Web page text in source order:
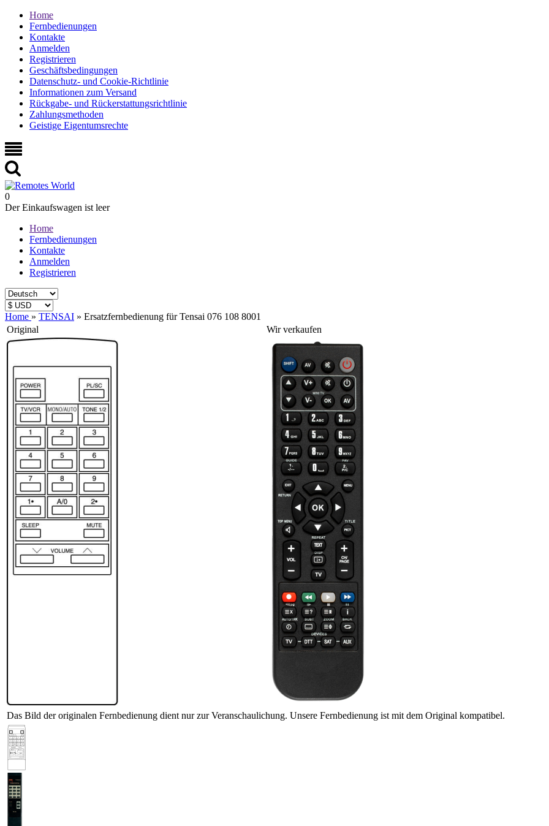
Home
Fernbedienungen
Kontakte
Anmelden
Registrieren
Geschäftsbedingungen
Datenschutz- und Cookie-Richtlinie
Informationen zum Versand
Rückgabe- und Rückerstattungsrichtlinie
Zahlungsmethoden
Geistige Eigentumsrechte
0
Der Einkaufswagen ist leer
Home
Fernbedienungen
Kontakte
Anmelden
Registrieren
Home » TENSAI » Ersatzfernbedienung für Tensai 076 108 8001
Original
Wir verkaufen
Das Bild der originalen Fernbedienung dient nur zur Veranschaulichung. Unsere Fernbedienung ist mit dem Original kompatibel.